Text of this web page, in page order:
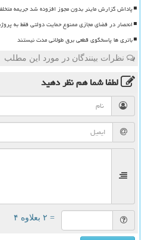
پاداش گزارش ماینر بدون مجوز افزوده شد جریمه
انحصار در فضای مجازی ممنوع حمایت دولتی فقط به
باتری ها پاسخگوی قطعی برق طولانی مدت نیستند
نظرات بینندگان در مورد این مطلب
لطفا شما همنظر دهید
= ۲ بعلاوه ۴